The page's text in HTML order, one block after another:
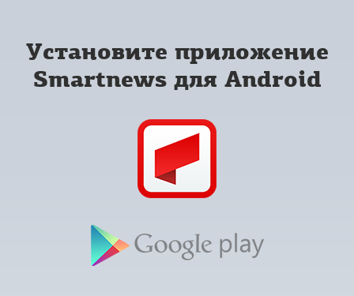
Установите приложение
Smartnews для Android